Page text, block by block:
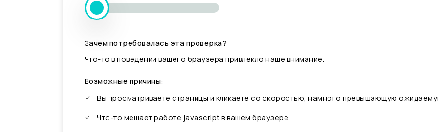
Зачем потребовалась эта проверка?
Что-то в поведении вашего браузера привлекло наше внимание.
Возможные причины:
Вы просматриваете страницы и кликаете со скоростью, намного превышающую
Что-то мешает работе javascript в вашем браузере